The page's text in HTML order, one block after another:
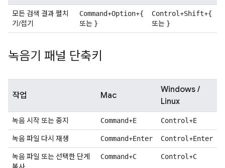
모든 검색 결과 펼치
기/접기
Command+Option+{
또는 }
Control +Shift+{
또는 }
녹음기 패널 단축키
작업 Mac
Windows /
Linux
녹음 시작 또는 중지 Command+E Control +E
녹음 파일 다시 재생 Command+Enter Control +Enter
녹음 파일 또는 선택한 단계
Command+C Control +C